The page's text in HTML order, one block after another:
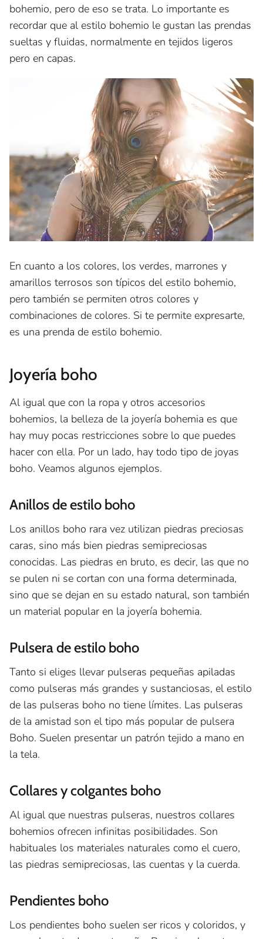
bohemio, pero de eso se trata. Lo importante es
recordar que al estilo bohemio le gustan las prendas
sueltas y fluidas, normalmente en tejidos ligeros
pero en capas.
En cuanto a los colores, los verdes, marrones y
amarillos terrosos son típicos del estilo bohemio,
pero también se permiten otros colores y
combinaciones de colores. Si te permite expresarte,
es una prenda de estilo bohemio.
Joyería boho
Al igual que con la ropa y otros accesorios
bohemios, la belleza de la joyería bohemia es que
hay muy pocas restricciones sobre lo que puedes
hacer con ella. Por un lado, hay todo tipo de joyas
boho. Veamos algunos ejemplos.
Anillos de estilo boho
Los anillos boho rara vez utilizan piedras preciosas
caras, sino más bien piedras semipreciosas
conocidas. Las piedras en bruto, es decir, las que no
se pulen ni se cortan con una forma determinada,
sino que se dejan en su estado natural, son también
un material popular en la joyería bohemia.
Pulsera de estilo boho
Tanto si eliges llevar pulseras pequeñas apiladas
como pulseras más grandes y sustanciosas, el estilo
de las pulseras boho no tiene límites. Las pulseras
de la amistad son el tipo más popular de pulsera
Boho. Suelen presentar un patrón tejido a mano en
la tela.
Collares y colgantes boho
Al igual que nuestras pulseras, nuestros collares
bohemios ofrecen infinitas posibilidades. Son
habituales los materiales naturales como el cuero,
las piedras semipreciosas, las cuentas y la cuerda.
Pendientes boho
Los pendientes boho suelen ser ricos y coloridos, y